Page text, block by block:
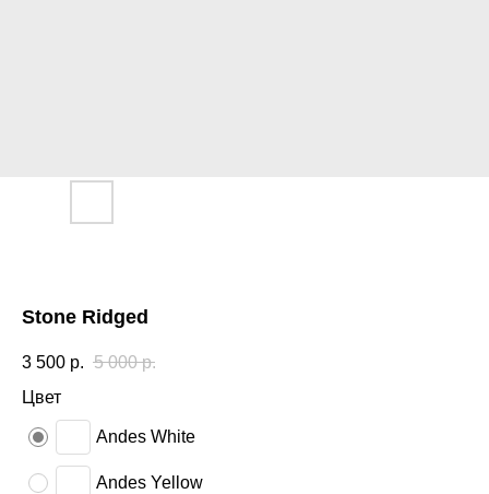
Stone Ridged
3 500 р. 5 000 р.
Цвет
Andes White
Andes Yellow